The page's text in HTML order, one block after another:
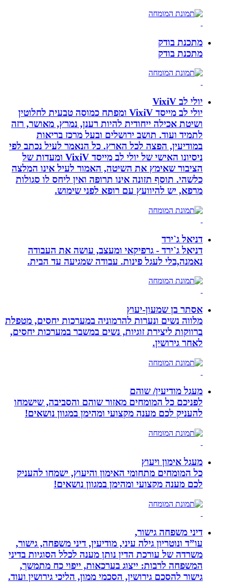
מתכנת בודק
מתכנת בודק
יולי לב VixiV
יולי לב מייסד VixiV ומפתח כמוסה טבעית לחלוטין
ושיטת אכילה ייחודית להיות רענן, נמרץ, מאושר, רזה
לתמיד ועוד. תושב ירושלים ובעל מרכז בריאות
במודיעין, הפצה לכל הארץ. כל הנאמר לעיל נכתב לפי
ניסיונו האישי של יולי לב מייסד VixiV ומעדות של
הציבור שאימץ את השיטה, האמור לעיל אינו המלצה
כלשהי. תוסף תזונה אינו תרופה ואין ליחס לו סגולות
מרפא, יש להיוועץ עם רופא לפני שימוש.
דניאל ג`ירד
דניאל ג`ירד - גרפיקאי ומעצב, עושה את העבודה
נאמנה,בלי לעגל פינות. עבודה שמגיעה עד הבית.
אסתר בן שמעון-יעוץ
מלווה נשים ונערות להרמוניה במערכות יחסים, מטפלת
ברווקות ליצירת זוגיות, נשים במשבר במערכות יחסים,
לאחר גירושין.
מעגל מודיעין/ שוהם
לפניכם כל המומחים מאזור שוהם והסביבה, שישמחו
להעניק לכם מענה מקצועי ומהימן במגוון נושאים!
מעגל אימון ויעוץ
כל המומחים מתחומי האימון והיעוץ, ישמחו להעניק
לכם מענה מקצועי ומהימן במגוון נושאים!
דיני משפחה גישור,
עו”ד ונוטריון גילה עיני, מודיעין, דיני משפחה, גישור,
משרדה של עורכת הדין נותן מענה לכלל הסוגיות בדיני
המשפחה לרבות: ייצוג בערכאות, ייפוי כח מתמשך,
גישור להסכם גירושין, הסכמי ממון, הליכי גירושין ועוד.